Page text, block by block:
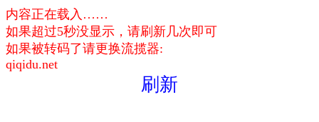
内容正在载入……
如果超过5秒没显示，请刷新几次即可
如果被转码了请更换流揽器:
qiqidu.net
刷新